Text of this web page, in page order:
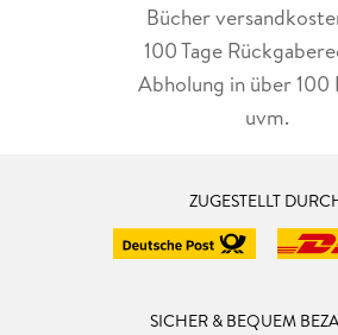
Bücher
100 Tage
Abholung in über 100
uvm.
ZUGESTELLT
SICHER & BEQUEM